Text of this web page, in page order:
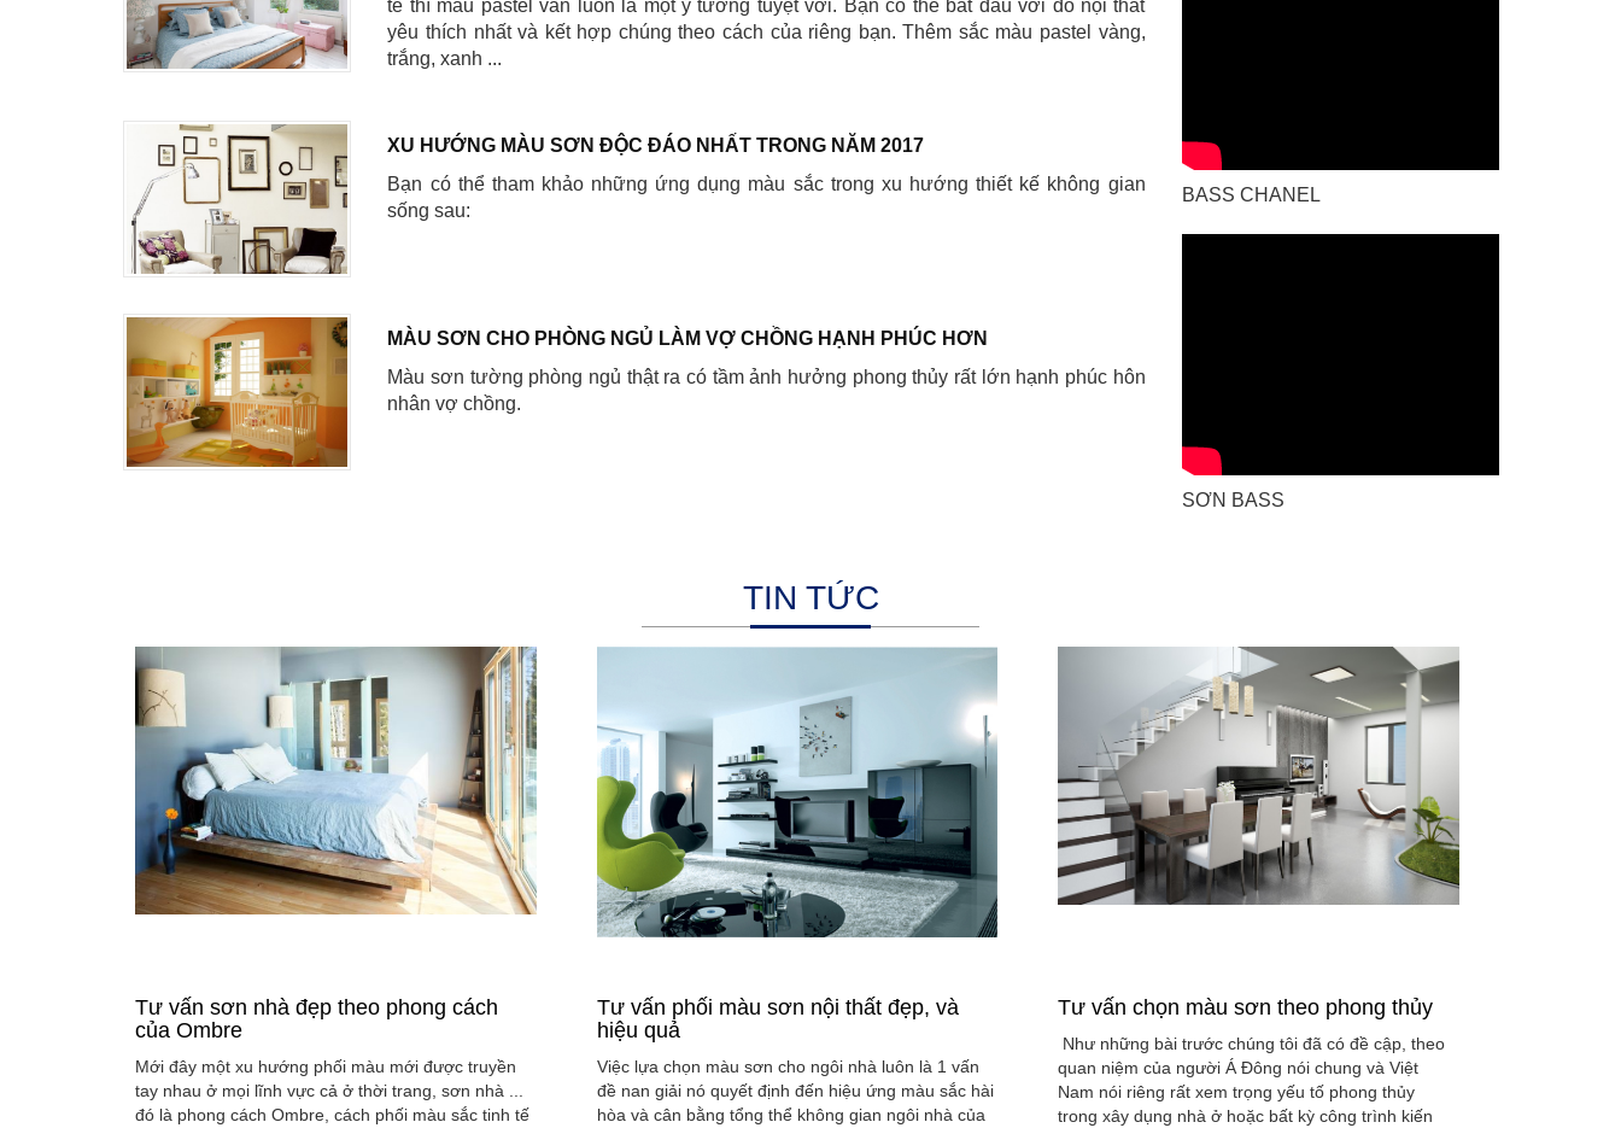
tế thì màu pastel vẫn luôn là một ý tưởng tuyệt vời. Bạn có thể bắt đầu với đồ nội thất
yêu thích nhất và kết hợp chúng theo cách của riêng bạn. Thêm sắc màu pastel vàng,
trắng, xanh ...
XU HƯỚNG MÀU SƠN ĐỘC ĐÁO NHẤT TRONG NĂM 2017
Bạn có thể tham khảo những ứng dụng màu sắc trong xu hướng thiết kế không gian
sống sau:
MÀU SƠN CHO PHÒNG NGỦ LÀM VỢ CHỒNG HẠNH PHÚC HƠN
Màu sơn tường phòng ngủ thật ra có tầm ảnh hưởng phong thủy rất lớn hạnh phúc hôn
nhân vợ chồng.
BASS CHANEL
SƠN BASS
TIN TỨC
Tư vấn sơn nhà đẹp theo phong cách
của Ombre
Mới đây một xu hướng phối màu mới được truyền
tay nhau ở mọi lĩnh vực cả ở thời trang, sơn nhà ...
đó là phong cách Ombre, cách phối màu sắc tinh tế
Tư vấn phối màu sơn nội thất đẹp, và
hiệu quả
Việc lựa chọn màu sơn cho ngôi nhà luôn là 1 vấn
đề nan giải nó quyết định đến hiệu ứng màu sắc hài
hòa và cân bằng tổng thể không gian ngôi nhà của
Tư vấn chọn màu sơn theo phong thủy
Như những bài trước chúng tôi đã có đề cập, theo
quan niệm của người Á Đông nói chung và Việt
Nam nói riêng rất xem trọng yếu tố phong thủy
trong xây dụng nhà ở hoặc bất kỳ công trình kiến